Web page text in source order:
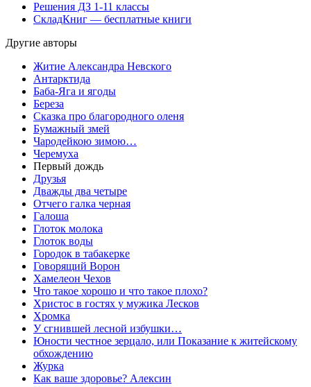
Решения ДЗ 1-11 классы
СкладКниг — бесплатные книги
Другие авторы
Житие Александра Невского
Антарктида
Баба-Яга и ягоды
Береза
Сказка про благородного оленя
Бумажный змей
Чародейкою зимою…
Черемуха
Первый дождь
Друзья
Дважды два четыре
Отчего галка черная
Галоша
Глоток молокa
Глоток воды
Городок в табакерке
Говорящий Ворон
Хамелеон Чехов
Что такое хорошо и что такое плохо?
Христос в гостях у мужика Лесков
Хромка
У сгнившей лесной избушки…
Юности честное зерцало, или Показание к житейскому
обхождению
Журка
Как ваше здоровье? Алексин